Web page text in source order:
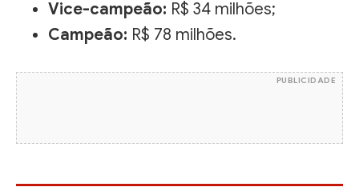
Vice-campeão: R$ 34 milhões;
Campeão: R$ 78 milhões.
PUBLICIDADE